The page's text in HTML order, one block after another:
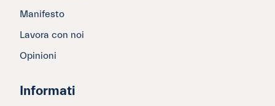
Manifesto
Lavora con noi
Opinioni
Informati